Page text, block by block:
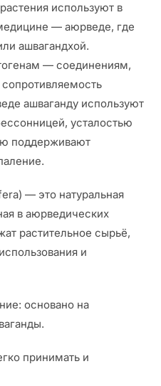
используют в
— аюрведе, где
ашвагандхой.
— соединениям,
ашваганду используют
усталостью
поддерживают
— это натуральная
в аюрведических
растительное сырьё,
и
основано на
принимать и